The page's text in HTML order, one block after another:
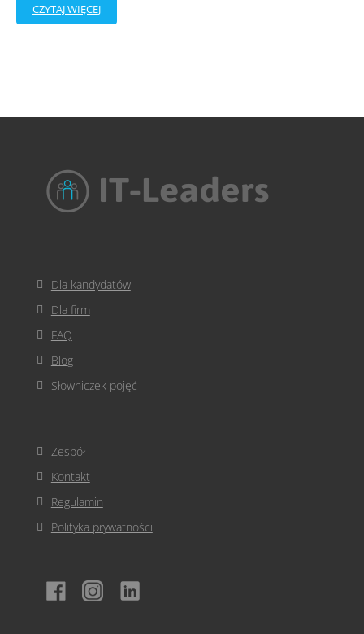
CZYTAJ WIĘCEJ
Dla kandydatów
Dla firm
FAQ
Blog
Słowniczek pojęć
Zespół
Kontakt
Regulamin
Polityka prywatności